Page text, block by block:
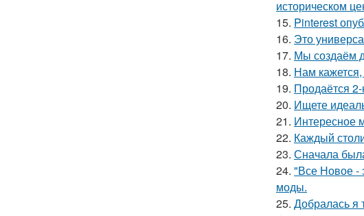
историческом
15. Pinterest
16. Это
17. Мы создаём
18. Нам
19. Продаётся
20. Ищете
21. Интересное
22. Каждый
23. Сначала
24. "Все Новое -
моды.
25. Добралась я